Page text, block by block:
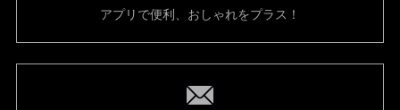
アプリで便利、おしゃれをプラス！